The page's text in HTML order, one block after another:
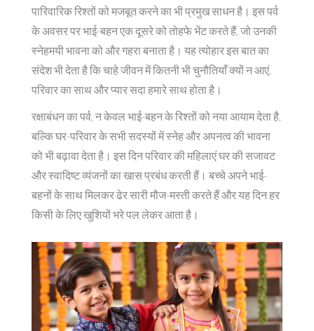
पारिवारिक रिश्तों को मजबूत करने का भी प्रमुख साधन है। इस पर्व
के अवसर पर भाई-बहन एक दूसरे को तोहफे भेंट करते हैं, जो उनकी
स्नेहमयी भावना को और गहरा बनाता है। यह त्योहार इस बात का
संदेश भी देता है कि चाहे जीवन में कितनी भी चुनौतियाँ क्यों न आएं,
परिवार का साथ और प्यार सदा हमारे साथ होता है।
रक्षाबंधन का पर्व, न केवल भाई-बहन के रिश्तों को नया आयाम देता है,
बल्कि घर-परिवार के सभी सदस्यों में स्नेह और अपनत्व की भावना
को भी बढ़ावा देता है। इस दिन परिवार की महिलाएं घर की सजावट
और स्वादिष्ट व्यंजनों का खास प्रबंध करती हैं। बच्चे अपने भाई-
बहनों के साथ मिलकर ढेर सारी मौज-मस्ती करते हैं और यह दिन हर
किसी के लिए खुशियों भरे पल लेकर आता है।